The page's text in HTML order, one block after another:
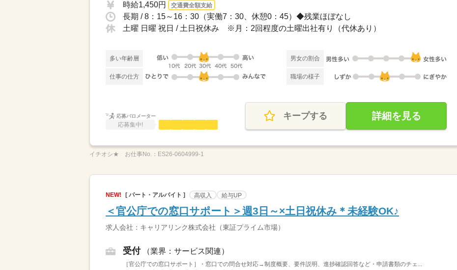
時給1,450円 交通費全額支給
長期 / 8：15～16：30（実働7：30、休憩0：45）◆残業ほぼなし
土曜 日曜 祝日 / 土日祝休み ※月：2回程度の土曜出社有り（代休あり）
多い年齢層 男女の割合
仕事の仕方 職場の様子
応募バロメーター
応募集中!
キープする 詳細を見る
イチオシ★ お仕事No.： ES26-0604999-1
NEW! [ パート・アルバイト ] 高収入 給与UP
＜官公庁での窓口サポート＞週3日～×土日祝休み＊未経験OK♪
求人会社：キャリアリンク株式会社（東証プライム市場）
受付 （業界：サービス関連）
［官公庁での窓口サポート］・窓口での問合せ対応→制度概要、要件説明、進捗確認回答など・申請書類のチェ...